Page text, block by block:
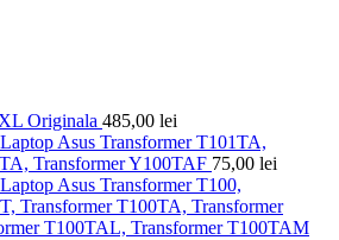
Originala 485,00 lei
Asus Transformer T101TA,
Transformer Y100TAF 75,00 lei
Asus Transformer T100,
Transformer T100TA, Transformer
T100TAL, Transformer T100TAM